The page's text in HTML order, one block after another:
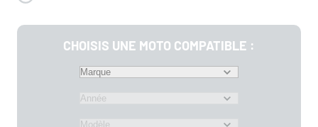
CHOISIS UNE MOTO COMPATIBLE :